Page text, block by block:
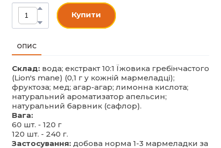
Купити
ОПИС
Склад: вода; екстракт 10:1 Їжовика гребінчастого
(Lion's mane) (0,1 г у кожній мармеладці);
фруктоза; мед; агар-агар; лимонна кислота;
натуральний ароматизатор апельсин;
натуральний барвник (сафлор).
Вага:
60 шт. - 120 г
120 шт. - 240 г.
Застосування: добова норма 1-3 мармеладки за